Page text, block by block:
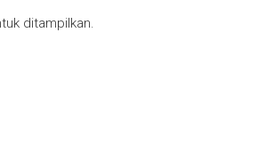
ditampilkan.